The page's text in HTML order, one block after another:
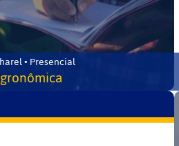
• Presencial